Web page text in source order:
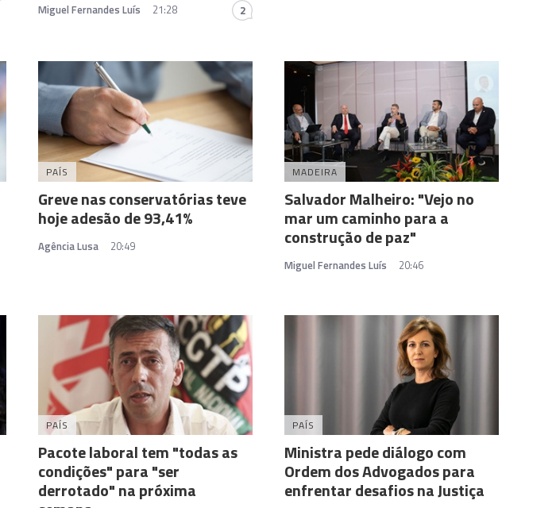
Miguel Fernandes Luís 21:28 2
PAÍS
Greve nas conservatórias teve
hoje adesão de 93,41%
Agência Lusa 20:49
MADEIRA
Salvador Malheiro: "Vejo no
mar um caminho para a
construção de paz"
Miguel Fernandes Luís 20:46
PAÍS
Pacote laboral tem "todas as
condições" para "ser
derrotado" na próxima
PAÍS
Ministra pede diálogo com
Ordem dos Advogados para
enfrentar desafios na Justiça